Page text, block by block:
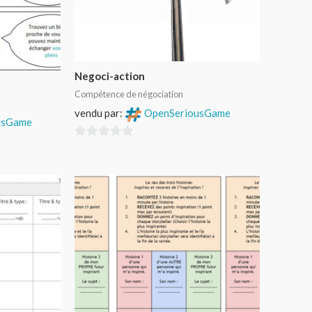
Negoci-action
Compétence de négociation
vendu par: OpenSeriousGame
5